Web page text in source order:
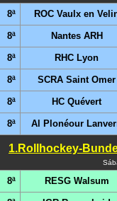
8ª
ROC Vaulx en
8ª
Nantes ARH
8ª
RHC Lyon
8ª
SCRA Saint Omer
8ª
HC Quévert
8ª Al Plonéour
1.Rollhockey-
8ª
RESG Walsum